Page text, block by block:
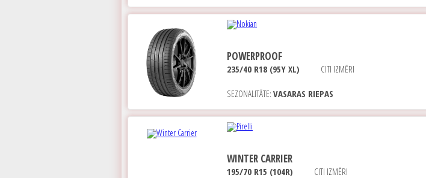
POWERPROOF
235/40 R18 (95Y XL) CITI IZMĒRI
SEZONALITĀTE: VASARAS RIEPAS
WINTER CARRIER
195/70 R15 (104R) CITI IZMĒRI